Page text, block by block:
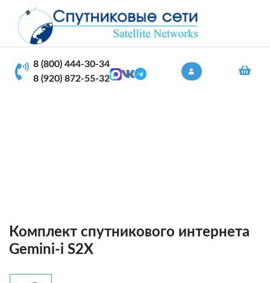
8 (800) 444-30-34
8 (920) 872-55-32
Комплект спутникового интернета
Gemini-i S2X